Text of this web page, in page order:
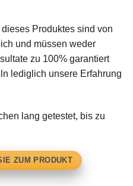
Produktes sind von
und müssen weder
zu 100% garantiert
lediglich unsere Erfahrung
lang getestet, bis zu
ZUM PRODUKT